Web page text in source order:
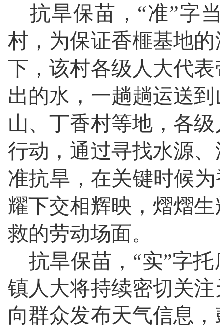
抗旱保苗，“准”字
村， 为保证香榧基地
下，该村各级 人大代表
出的水 ，一趟趟运送
山、丁香村等地，各
行动 ，通过寻找水源
准抗旱，在关键时候
耀下交相辉映，熠熠
救的劳动场面。
抗旱保苗，“实”字
镇人大将持续密切关
向群众发布天气信息